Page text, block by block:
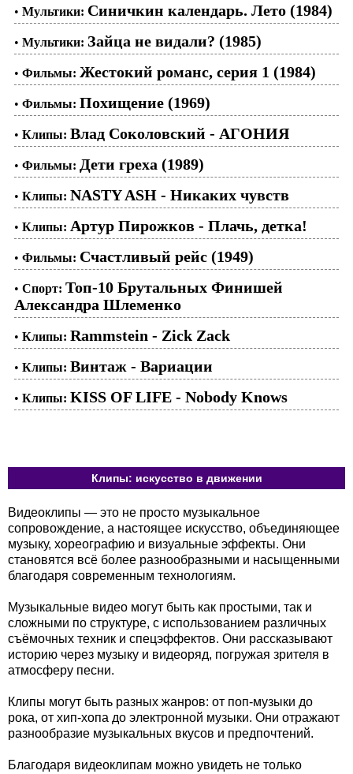
• Мультики: Синичкин календарь. Лето (1984)
• Мультики: Зайца не видали? (1985)
• Фильмы: Жестокий романс, серия 1 (1984)
• Фильмы: Похищение (1969)
• Клипы: Влад Соколовский - АГОНИЯ
• Фильмы: Дети греха (1989)
• Клипы: NASTY ASH - Никаких чувств
• Клипы: Артур Пирожков - Плачь, детка!
• Фильмы: Счастливый рейс (1949)
• Спорт: Топ-10 Брутальных Финишей
Александра Шлеменко
• Клипы: Rammstein - Zick Zack
• Клипы: Винтаж - Вариации
• Клипы: KISS OF LIFE - Nobody Knows
Клипы: искусство в движении
Видеоклипы — это не просто музыкальное
сопровождение, а настоящее искусство, объединяющее
музыку, хореографию и визуальные эффекты. Они
становятся всё более разнообразными и насыщенными
благодаря современным технологиям.
Музыкальные видео могут быть как простыми, так и
сложными по структуре, с использованием различных
съёмочных техник и спецэффектов. Они рассказывают
историю через музыку и видеоряд, погружая зрителя в
атмосферу песни.
Клипы могут быть разных жанров: от поп-музыки до
рока, от хип-хопа до электронной музыки. Они отражают
разнообразие музыкальных вкусов и предпочтений.
Благодаря видеоклипам можно увидеть не только